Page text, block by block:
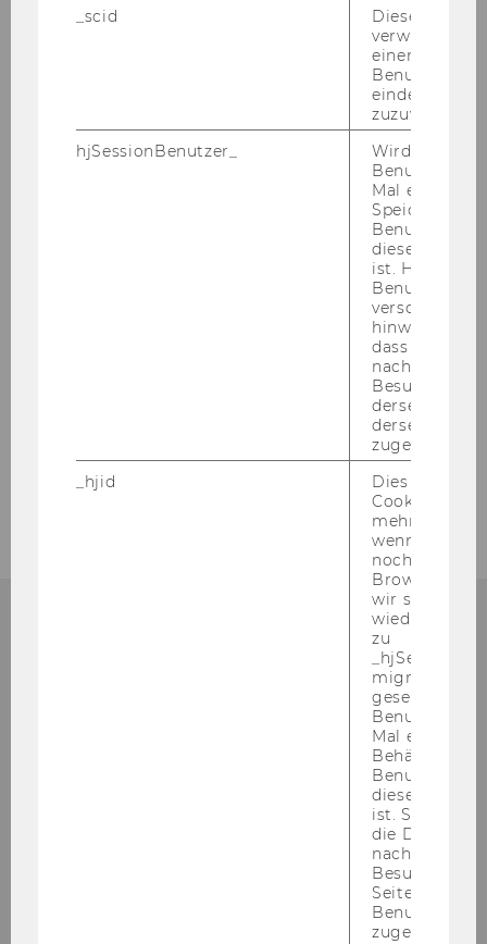
Marketing
Socio-Ecological Economics and Policy
Strategy, Innovation, and Management Control
Supply Chain Management
Alle or­ga­ni­sa­to­ri­schen Infos rund um Ihr
Mas­ter­stu­di­um fin­den Sie im Mas­ter­gui­de!
_scid
Dieses
verwendet,
einem/einer
Benutzer*in
eindeutige ID
zuzuweisen
hjSessionBenutzer_
Wird gesetzt,
Benutzer
Mal eine
Speichert die
Benutzer-ID,
diese Seite
ist. Hotjar
Benutzer
verschiedene
hinweg.Stellt
dass Daten
Besuchen auf
derselben
derselben
zugeordnet
_hjid
Dies ist ein
Cookie, das
mehr setzen,
wenn ein
noch in
Browser hat,
wir seinen
zu
migrieren.
gesetzt,
Benutzer
Mal eine
Behält die
Benutzer-ID
diese Seite
ist. Stellt
die Daten von
Besuchen
Seite
Benutzer-ID
zugeordnet